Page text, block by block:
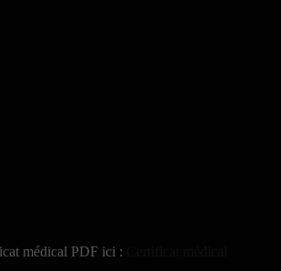
médical PDF ici :